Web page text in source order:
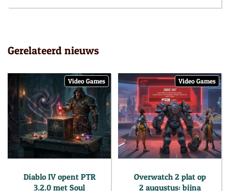
Gerelateerd nieuws
Video Games
Diablo IV opent PTR
3.2.0 met Soul
Video Games
Overwatch 2 plat op
2 augustus: bijna